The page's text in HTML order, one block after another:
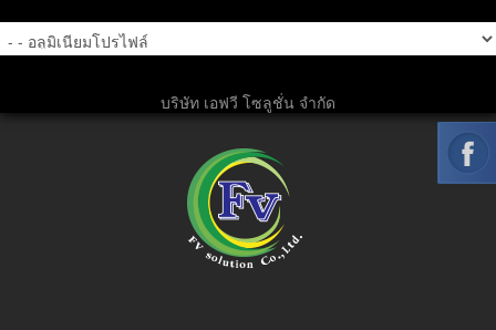
บริษัท เอฟวี โซลูชั่น จำกัด